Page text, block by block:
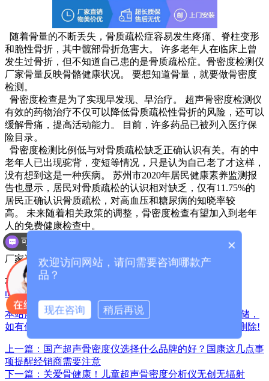
随着骨量的不断丢失，骨质疏松症容易发生疼痛、脊柱变形
和脆性骨折，其中髋部骨折危害大。 许多老年人在临床上曾
发生过骨折，但不知道自己患的是骨质疏松症。骨密度检测仪
厂家骨量反映骨骼健康状况。 要想知道骨量，就要做骨密度
检测。
骨密度检查是为了实现早发现、早治疗。 超声骨密度检测仪
有效的药物治疗不仅可以降低骨质疏松性骨折的风险，还可以
缓解骨痛，提高活动能力。 目前，许多药品已被列入医疗保
险目录。
骨密度检测比例低与对骨质疏松缺乏正确认识有关。有的中
老年人已出现驼背，变短等情况，只是认为自己老了才这样，
没有想到这是一种疾病。 苏州市2020年居民健康素养监测报
告也显示，居民对骨质疏松的认识相对缺乏，仅有11.75%的
居民正确认识骨质疏松，对高血压和糖尿病的知晓率较
高。 未来随着相关政策的调整，骨密度检查有望加入到老年
人的免费健康检查中。
厂家咨询电话：13626329298（微信同号）
本篇文章网址：
m=home&c=View&a=index&aid=1313
本站声明:网站部分内容及图片来源于网络,本站只提供存储，
如有侵权,请联系我们,QQ: 325925638 ，我们将第一时间删除!
上一篇：国产超声骨密度仪选择什么品牌的好？国康这几点事
项提醒经销商需要注意
下一篇：关爱骨健康！儿童超声骨密度分析仪无创无辐射
×
欢迎访问网站，请问需要咨询哪款产
品？
现在咨询 稍后再说